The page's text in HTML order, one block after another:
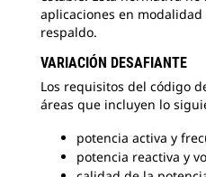
aplicaciones en
respaldo.
VARIACIÓN DESAFIANTE
Los requisitos del código
áreas que incluyen lo
potencia activa y
potencia reactiva y